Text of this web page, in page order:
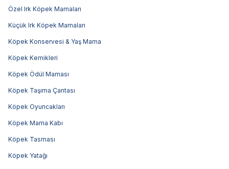
Özel Irk Köpek Mamaları
Küçük Irk Köpek Mamaları
Köpek Konservesi & Yaş Mama
Köpek Kemikleri
Köpek Ödül Maması
Köpek Taşıma Çantası
Köpek Oyuncakları
Köpek Mama Kabı
Köpek Tasması
Köpek Yatağı